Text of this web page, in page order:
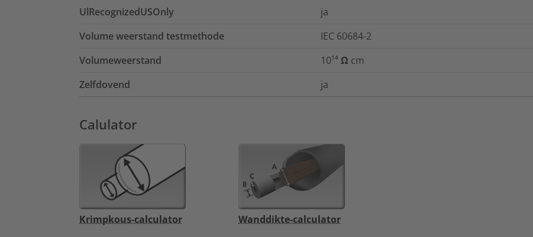
UlRecognizedUSOnly
ja
Volume weerstand testmethode
IEC 60684-2
Volumeweerstand
10¹⁴ Ω cm
Zelfdovend
ja
Calulator
Krimpkous-calculator Wanddikte-calculator